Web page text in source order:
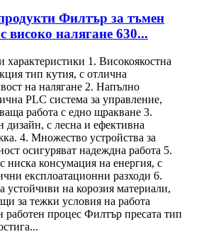
Филтър за тъмен
високо налягане 630...
характеристики 1. Високоякостна
тип кутия, с отлична
на налягане 2. Напълно
PLC система за управление,
работа с едно щракване 3.
дизайн, с лесна и ефективна
4. Множество устройства за
осигуряват надеждна работа 5.
ниска консумация на енергия, с
експлоатационни разходи 6.
устойчиви на корозия материали,
за тежки условия на работа
работен процес Филтър пресата тип